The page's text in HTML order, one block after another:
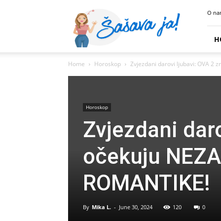
Ja
O
Home Horoskop Zvjezdani darovi ljubavi: OVA 2
Horoskop
Zvjezdani
očekuju
ROMANTIKE!
By Mika L. - June 30, 2024 120 0